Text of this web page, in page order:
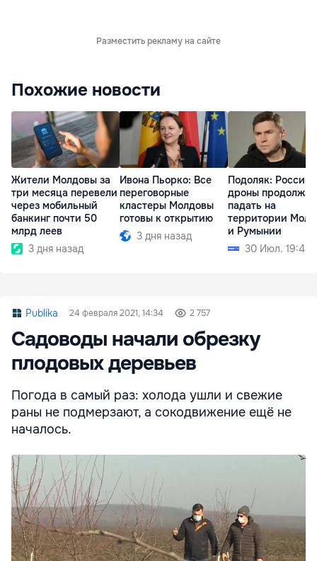
Разместить рекламу на сайте
Похожие новости
Жители Молдовы за
три месяца перевели
через мобильный
банкинг почти 50
млрд леев
3 дня назад
Ивона Пьорко: Все
переговорные
кластеры Молдовы
готовы к открытию
3 дня назад
Подоляк:
дроны продолжат
падать на
территории
и Румынии
30 Июл. 19:44
Publika 24 февраля 2021, 14:34 2 757
Садоводы начали обрезку
плодовых деревьев
Погода в самый раз: холода ушли и свежие
раны не подмерзают, а сокодвижение ещё не
началось.